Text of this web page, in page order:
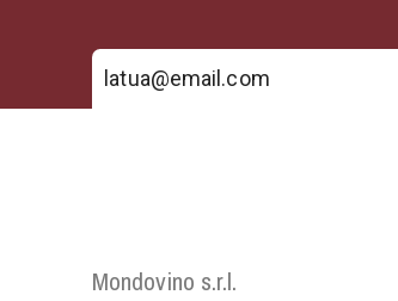
Mondovino s.r.l.